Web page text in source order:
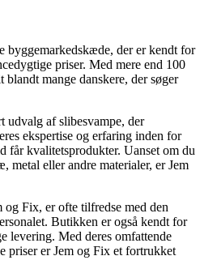
byggemarkedskæde, der er kendt for
priser. Med mere end 100
mange danskere, der søger
udvalg af slibesvampe, der
ekspertise og erfaring inden for
får kvalitetsprodukter. Uanset om du
metal eller andre materialer, er Jem
og Fix, er ofte tilfredse med den
Butikken er også kendt for
levering. Med deres omfattende
priser er Jem og Fix et fortrukket